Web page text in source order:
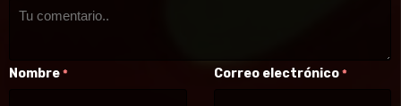
Nombre * Correo electrónico *